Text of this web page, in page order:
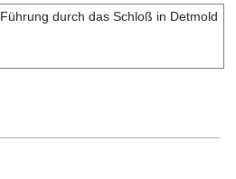
Führung durch das Schloß in Detmold